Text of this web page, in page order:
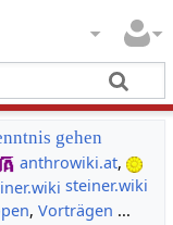
gehen
anthrowiki.at,
steiner.wiki
, Vorträgen ...